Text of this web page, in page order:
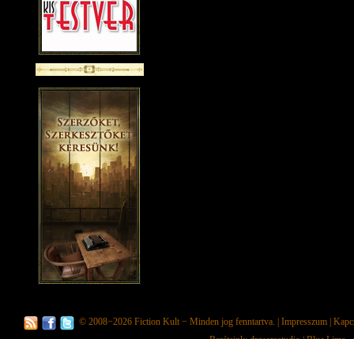
© 2008−2026 Fiction Kult − Minden jog fenntartva. | Impresszum